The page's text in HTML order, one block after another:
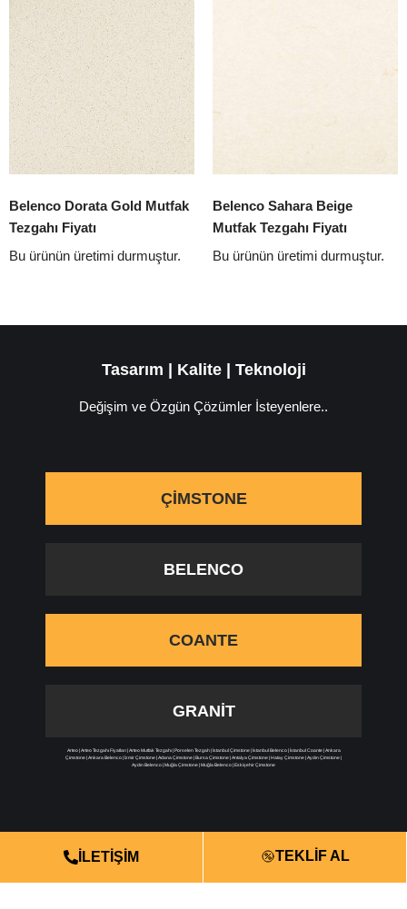
Belenco Dorata Gold Mutfak
Tezgahı Fiyatı
Bu ürünün üretimi durmuştur.
Belenco Sahara Beige
Mutfak Tezgahı Fiyatı
Bu ürünün üretimi durmuştur.
Tasarım | Kalite | Teknoloji
Değişim ve Özgün Çözümler İsteyenlere..
ÇIMSTONE
BELENCO
COANTE
GRANIT
Arteo|Arteo Tezgahı Fiyatları|Arteo Mutfak Tezgahı|Porselen Tezgah|İstanbul Çimstone|İstanbul Belenco|İstanbul Coante|Ankara
Çimstone|Ankara Belenco|İzmir Çimstone|Adana Çimstone|Bursa Çimstone|Antalya Çimstone|Hatay Çimstone|Aydın Çimstone|
Aydın Belenco|Muğla Çimstone|Muğla Belenco|Eskişehir Çimstone
İLETİŞİM TEKLİF AL